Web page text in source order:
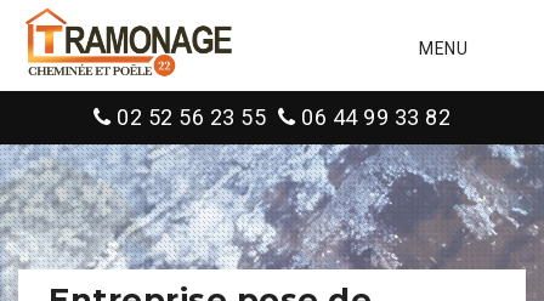
MENU
02 52 56 23 55 06 44 99 33 82